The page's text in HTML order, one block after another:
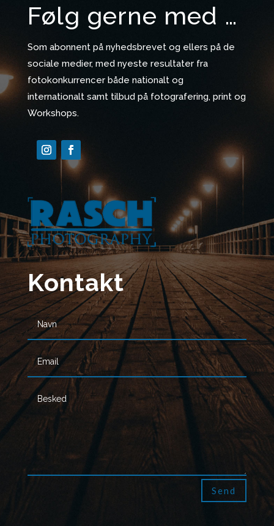
Følg gerne med …
Som abonnent på nyhedsbrevet og ellers på de
sociale medier, med nyeste resultater fra
fotokonkurrencer både nationalt og
internationalt samt tilbud på fotografering, print og
Workshops.
Kontakt
Send